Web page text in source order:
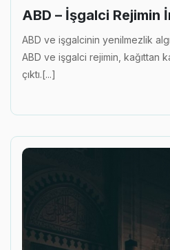
ABD – İşgalci Rejimin
ABD ve işgalcinin yenilmezlik
ABD ve işgalci rejimin, kağıttan
çıktı.[...]